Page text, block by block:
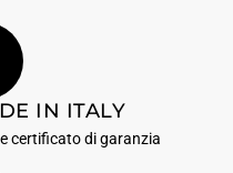
IN ITALY
certificato di garanzia